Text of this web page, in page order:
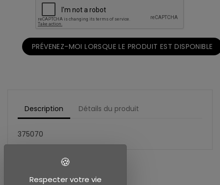
PRÉVENEZ-MOI LORSQUE LE PRODUIT EST DISPONIBLE
Description Détails du produit
375070
Respecter votre vie